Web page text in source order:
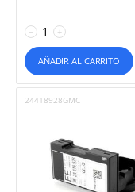
+
−
AÑADIR AL CARRITO
24418928GMC